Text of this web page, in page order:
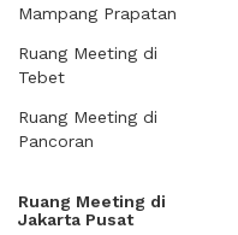
Mampang Prapatan
Ruang Meeting di
Tebet
Ruang Meeting di
Pancoran
Ruang Meeting di
Jakarta Pusat